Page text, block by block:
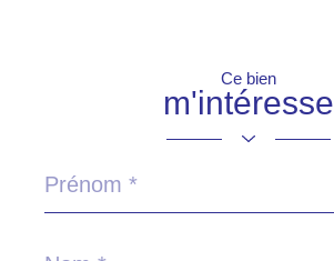
Ce bien
m'intéresse
Prénom
Nom